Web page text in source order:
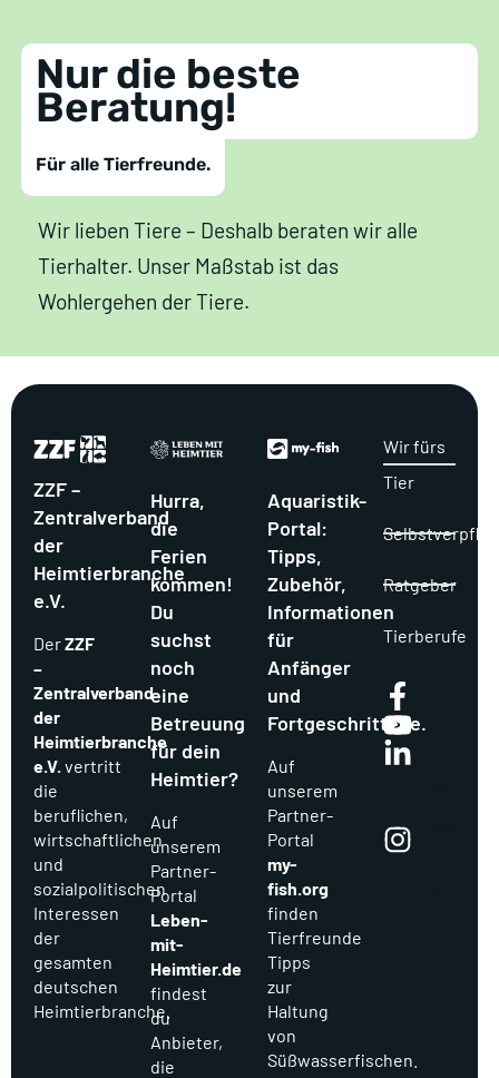
Nur die beste
Beratung!
Für alle Tierfreunde.
Wir lieben Tiere – Deshalb beraten wir alle
Tierhalter. Unser Maßstab ist das
Wohlergehen der Tiere.
ZZF –
Zentralverband
der
Heimtierbranche
e.V.
DerZZF
–
Zentralverband
der
Heimtierbranche
e.V. vertritt
die
beruflichen,
wirtschaftlichen
und
sozialpolitischen
Interessen
der
gesamten
deutschen
Heimtierbranche.
Hurra,
die
Ferien
kommen!
Du
suchst
noch
eine
Betreuung
für dein
Heimtier?
Auf
unserem
Partner-
Portal
Leben-
mit-
Heimtier.de
findest
du
Anbieter,
die
Aquaristik-
Portal:
Tipps,
Zubehör,
Informationen
für
Anfänger
und
Fortgeschrittene.
Auf
unserem
Partner-
Portal
my-
fish.org
finden
Tierfreunde
Tipps
zur
Haltung
von
Süßwasserfischen.
Wir fürs
Tier
Ratgeber
Tierberufe